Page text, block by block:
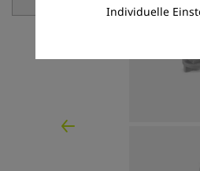
Individuelle